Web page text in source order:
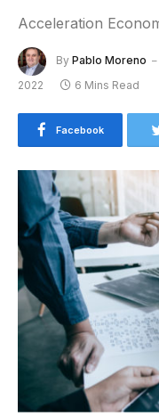
Acceleration
By Pablo Moreno
2022
6 Mins Read
Facebook